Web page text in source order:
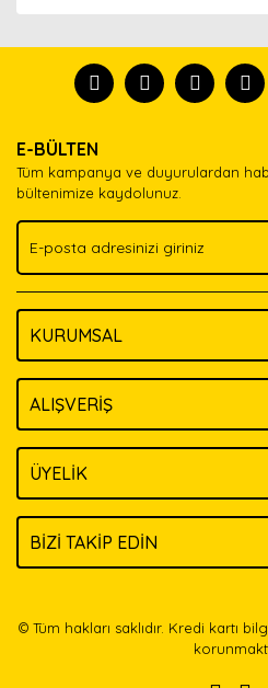
tanısın.
formunu kullanarak tarafımıza
Görüş ve önerileriniz için
Ürün açıklamasında eksik
Ürün bilgilerinde hatalar
Ürün fiyatı diğer sitelerden
Bu ürüne benzer farklı
E-BÜLTEN
Tüm kampanya ve duyurulardan
bültenimize kaydolunuz.
KURUMSAL
ALIŞVERİŞ
ÜYELİK
BİZİ TAKİP EDİN
© Tüm hakları saklıdır. Kredi kartı